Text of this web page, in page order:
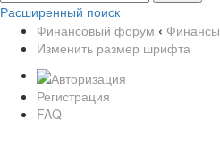
Расширенный поиск
Финансовый форум ‹ Финансы
Изменить размер шрифта
Регистрация
FAQ